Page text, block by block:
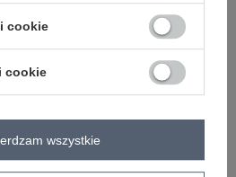
kolory (+2)
I ZOBACZ CENĘ
740 Zadaj pytanie
cookie
cookie
wszystkie